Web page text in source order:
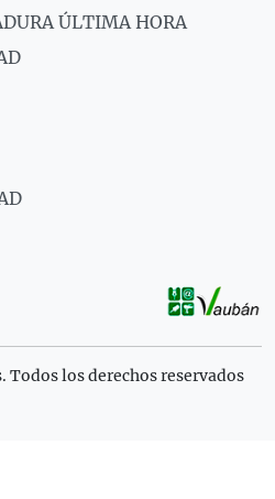
ÚLTIMA HORA
los derechos reservados